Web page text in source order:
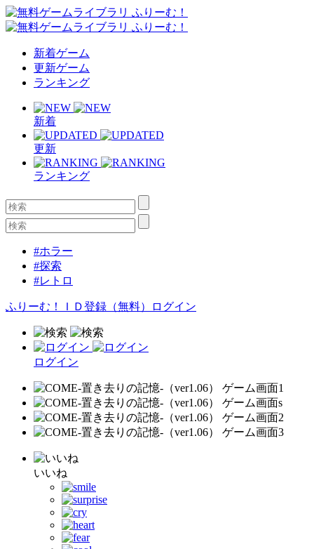
新着ゲーム
更新ゲーム
ランキング
新着
更新
ランキング
#ホラー
#探索
#レトロ
ふりーむ！ＩＤ登録（無料） ログイン
ログイン
いいね